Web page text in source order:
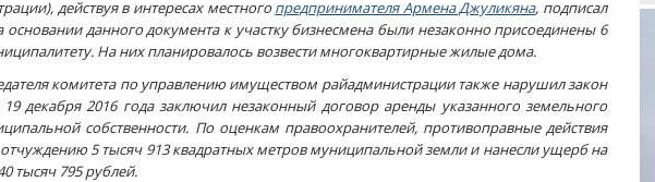
действуя в интересах местногопредпринимателя Армена Джуликяна, подписал
основании данного документа к участку бизнесмена были незаконно присоединены 6
На них планировалось возвести многоквартирные жилые дома.
комитета по управлению имуществом райадминистрации также нарушил закон
декабря 2016 года заключил незаконный договор аренды указанного земельного
собственности. По оценкам правоохранителей, противоправные действия
5 тысяч 913 квадратных метров муниципальной земли и нанесли ущерб на
тысяч 795 рублей.